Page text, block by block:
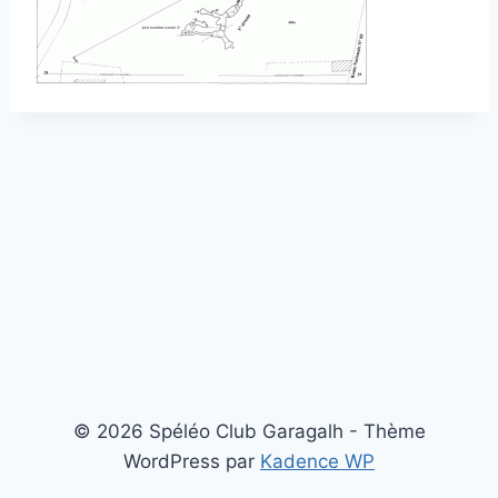
© 2026 Spéléo Club Garagalh - Thème
WordPress par Kadence WP